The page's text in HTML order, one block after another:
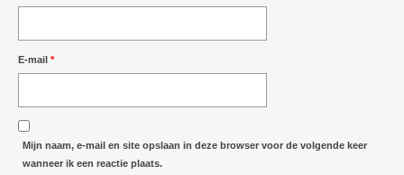
E-mail *
Mijn naam, e-mail en site opslaan in deze browser voor de volgende keer
wanneer ik een reactie plaats.